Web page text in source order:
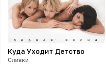
Куда Уходит Детство
Сливки